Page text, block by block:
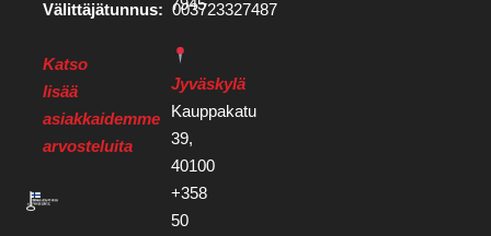
Välittäjätunnus: 003723327487
Katso
lisää
asiakkaidemme
arvosteluita
7945
Jyväskylä
Kauppakatu
39,
40100
+358
50